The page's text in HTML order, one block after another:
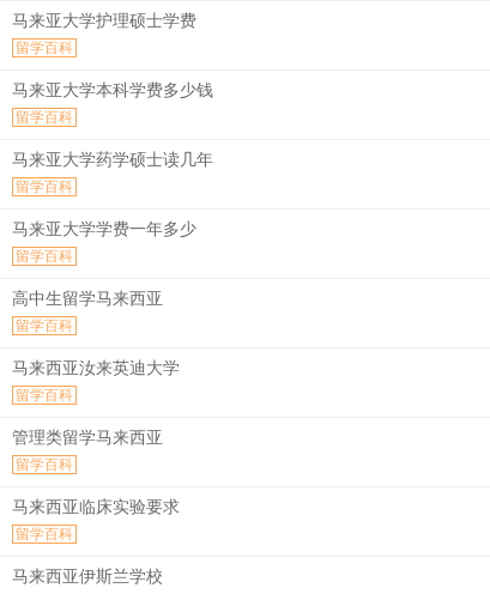
马来亚大学护理硕士学费
留学百科
马来亚大学本科学费多少钱
留学百科
马来亚大学药学硕士读几年
留学百科
马来亚大学学费一年多少
留学百科
高中生留学马来西亚
留学百科
马来西亚汝来英迪大学
留学百科
管理类留学马来西亚
留学百科
马来西亚临床实验要求
留学百科
马来西亚伊斯兰学校